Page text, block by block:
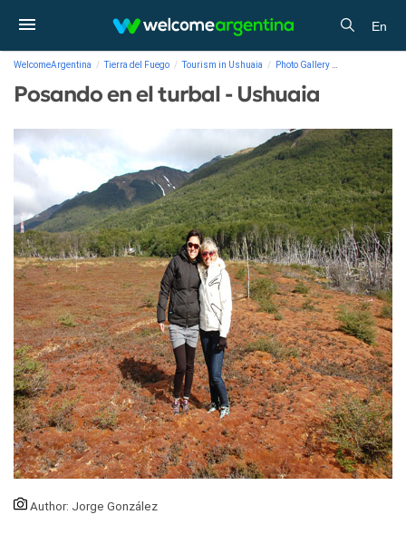
En
WelcomeArgentina Tierra del Fuego Tourism in Ushuaia Photo Gallery
Posando en el turbal - Ushuaia
Author: Jorge González